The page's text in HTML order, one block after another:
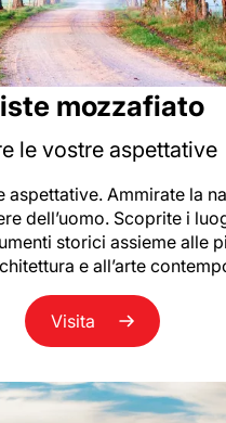
mozzafiato
le vostre aspettative
aspettative. Ammirate la
dell’uomo. Scoprite i
storici assieme alle
e all’arte
Visita